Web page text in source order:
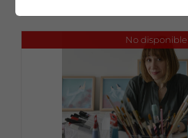
No disponible